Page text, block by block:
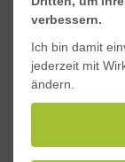
Street, No.*
ZIP, City*
verbessern.
Ich bin damit
jederzeit mit
ändern.